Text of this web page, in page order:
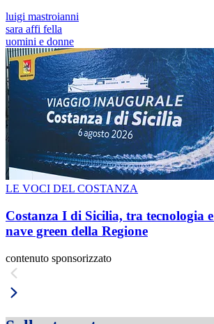
luigi mastroianni
sara affi fella
uomini e donne
LE VOCI DEL COSTANZA
Costanza I di Sicilia, tra tecnologia
nave green della Regione
contenuto sponsorizzato